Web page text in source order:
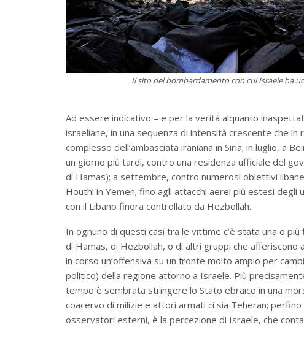
Il sito del bombardamento con cui Israele ha
Ad essere indicativo – e per la verità alquanto
israeliane, in una sequenza di intensità crescente che
complesso dell’ambasciata iraniana in Siria; in luglio, a
un giorno più tardi, contro una residenza ufficiale del
di Hamas); a settembre, contro numerosi obiettivi
Houthi in Yemen; fino agli attacchi aerei più estesi degli
con il Libano finora controllato da Hezbollah.
In ognuno di questi casi tra le vittime c’è stata una o
di Hamas, di Hezbollah, o di altri gruppi che
in corso un’offensiva su un fronte molto ampio per
politico) della regione attorno a Israele. Più
tempo è sembrata stringere lo Stato ebraico in una
coacervo di milizie e attori armati ci sia Teheran;
osservatori esterni, è la percezione di Israele, che